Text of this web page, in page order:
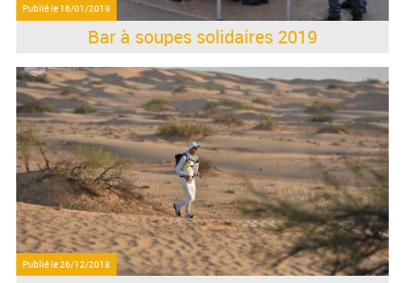
Publié le 16/01/2019
Bar à soupes solidaires 2019
Publié le26/12/2018